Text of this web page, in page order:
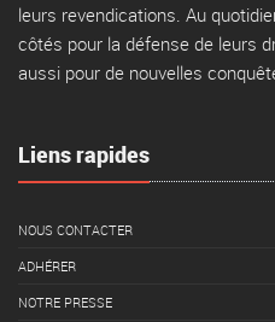
leurs revendications. Au
côtés pour la défense de leurs
aussi pour de nouvelles
Liens rapides
NOUS CONTACTER
ADHÉRER
NOTRE PRESSE